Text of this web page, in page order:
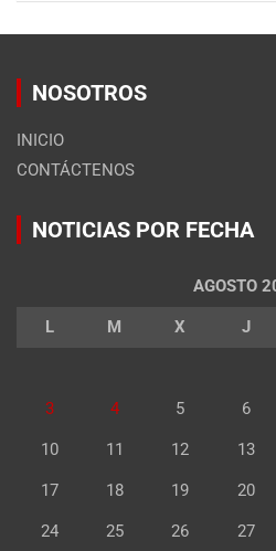
NOSOTROS
INICIO
CONTÁCTENOS
NOTICIAS POR FECHA
AGOSTO
L M X J
3 4 5 6
10 11 12 13
17 18 19 20
24 25 26 27